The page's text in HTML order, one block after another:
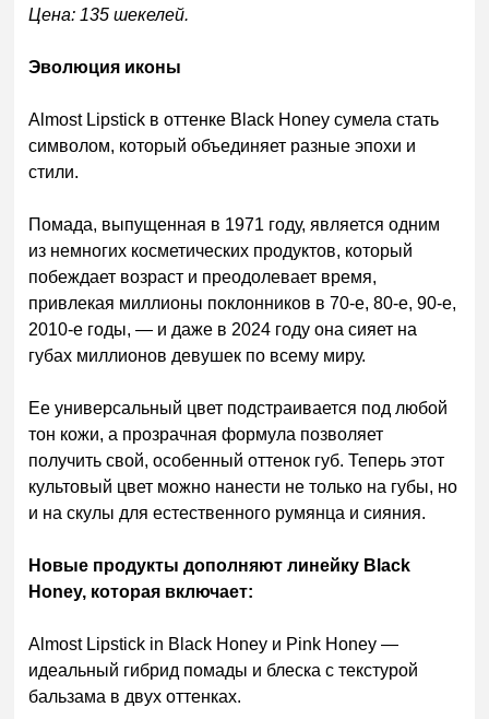
Цена: 135 шекелей.
Эволюция иконы
Almost Lipstick в оттенке Black Honey сумела стать
символом, который объединяет разные эпохи и
стили.
Помада, выпущенная в 1971 году, является одним
из немногих косметических продуктов, который
побеждает возраст и преодолевает время,
привлекая миллионы поклонников в 70-е, 80-е, 90-е,
2010-е годы, — и даже в 2024 году она сияет на
губах миллионов девушек по всему миру.
Ее универсальный цвет подстраивается под любой
тон кожи, а прозрачная формула позволяет
получить свой, особенный оттенок губ. Теперь этот
культовый цвет можно нанести не только на губы, но
и на скулы для естественного румянца и сияния.
Новые продукты дополняют линейку Black
Honey, которая включает:
Almost Lipstick in Black Honey и Pink Honey —
идеальный гибрид помады и блеска с текстурой
бальзама в двух оттенках.